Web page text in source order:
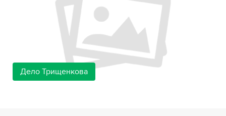
Дело Трищенкова